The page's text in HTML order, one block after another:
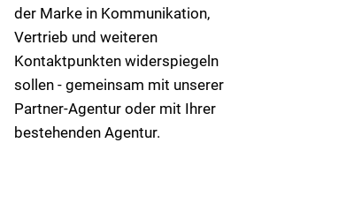
der Marke in Kommunikation,
Vertrieb und weiteren
Kontaktpunkten widerspiegeln
sollen - gemeinsam mit unserer
Partner-Agentur oder mit Ihrer
bestehenden Agentur.